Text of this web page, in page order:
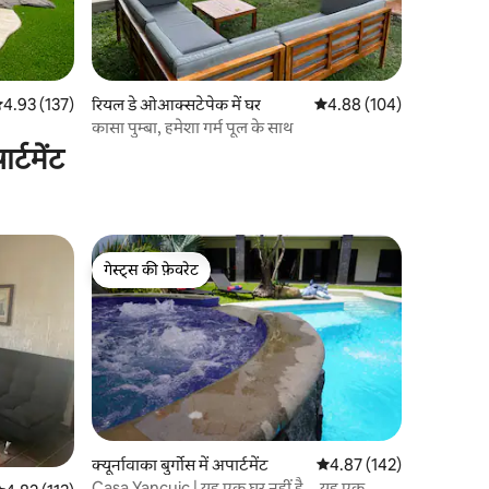
रेटिंग 5 में से 4.93, 137 समीक्षाएँ
4.93 (137)
रियल डे ओआक्सटेपेक में घर औसत रेटिंग 5 में से 4.88,
4.88 (104)
कासा पुम्बा, हमेशा गर्म पूल के साथ
गेस्ट्स की फ़ेवरेट
गेस्ट्स की फ़ेवरेट
क्यूर्नावाका बुर्गोस में अपार्टमेंट औसत रेटिंग 5 में से 4.87,
4.87 (142)